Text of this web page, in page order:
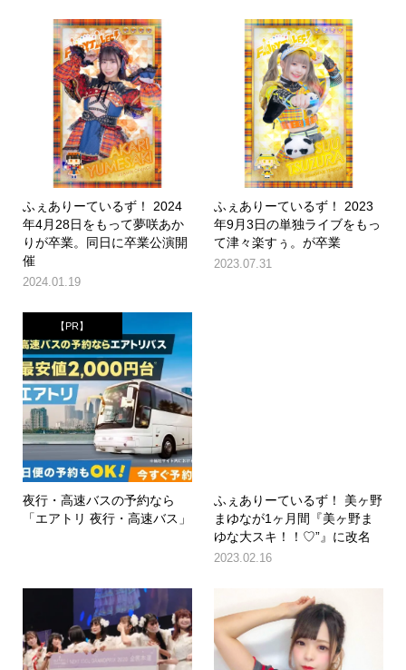
ふぇありーているず！ 2024
年4月28日をもって夢咲あか
りが卒業。同日に卒業公演開
催
2024.01.19
ふぇありーているず！ 2023
年9月3日の単独ライブをもっ
て津々楽すぅ。が卒業
2023.07.31
【PR】
夜行・高速バスの予約なら
「エアトリ 夜行・高速バス」
ふぇありーているず！ 美ヶ野
まゆなが1ヶ月間『美ヶ野ま
ゆな大スキ！！♡”』に改名
2023.02.16